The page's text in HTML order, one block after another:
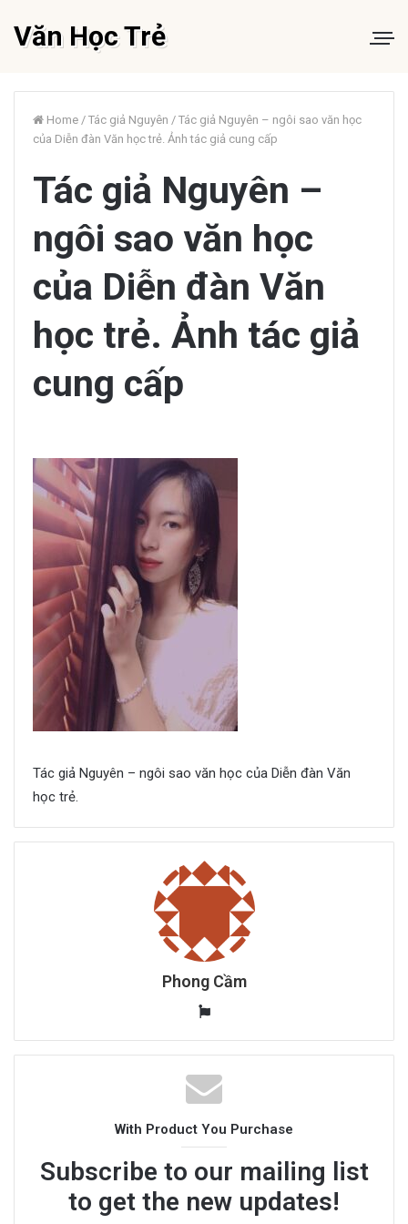
Văn Học Trẻ
Home / Tác giả Nguyên / Tác giả Nguyên – ngôi sao văn học
của Diễn đàn Văn học trẻ. Ảnh tác giả cung cấp
Tác giả Nguyên –
ngôi sao văn học
của Diễn đàn Văn
học trẻ. Ảnh tác giả
cung cấp
Tác giả Nguyên – ngôi sao văn học của Diễn đàn Văn
học trẻ.
Phong Cầm
W
b
s
i
e
With Product You Purchase
Subscribe to our mailing list
to get the new updates!